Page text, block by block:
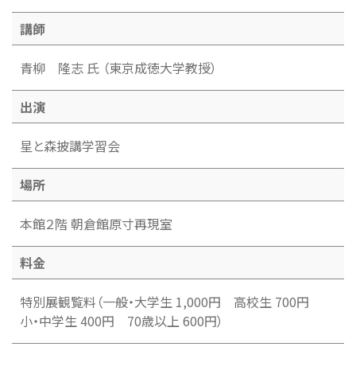
講師
青柳 隆志 氏 （東京成徳大学教授）
出演
星と森披講学習会
場所
本館２階 朝倉館原寸再現室
料金
特別展観覧料（一般・大学生 1,000円 高校生 700円
小・中学生 400円 70歳以上 600円）